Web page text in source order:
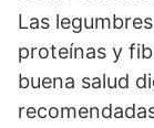
Las
proteínas y
buena salud